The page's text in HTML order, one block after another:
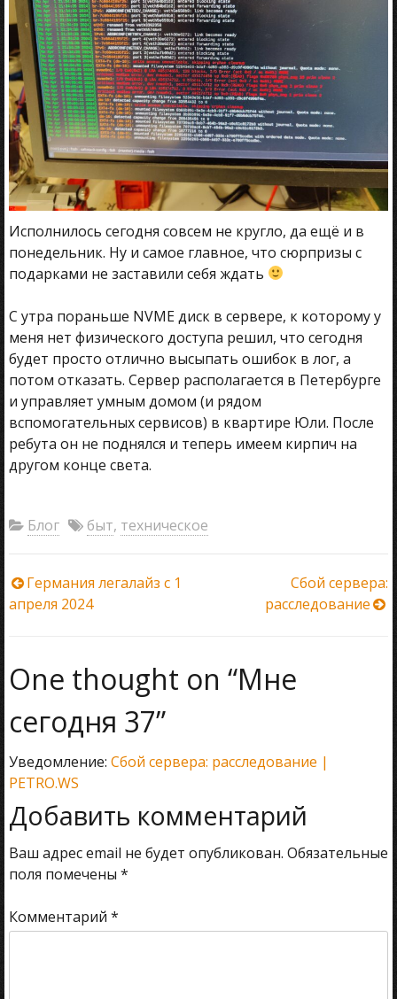
Исполнилось сегодня совсем не кругло, да ещё и в
понедельник. Ну и самое главное, что сюрпризы с
подарками не заставили себя ждать
С утра пораньше NVME диск в сервере, к которому у
меня нет физического доступа решил, что сегодня
будет просто отлично высыпать ошибок в лог, а
потом отказать. Сервер располагается в Петербурге
и управляет умным домом (и рядом
вспомогательных сервисов) в квартире Юли. После
ребута он не поднялся и теперь имеем кирпич на
другом конце света.
Блог быт, техническое
Навигация
записям
Германия легалайз с 1
апреля 2024
Сбой сервера:
расследование
One thought on “Мне
сегодня 37”
Уведомление: Сбой сервера: расследование |
PETRO.WS
Добавить комментарий
Ваш адрес email не будет опубликован. Обязательные
поля помечены *
Комментарий *